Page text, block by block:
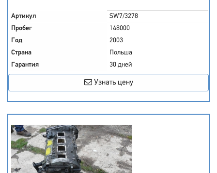
Артикул
SW7/3278
Пробег
148000
Год
2003
Страна
Польша
Гарантия
30 дней
Узнать цену